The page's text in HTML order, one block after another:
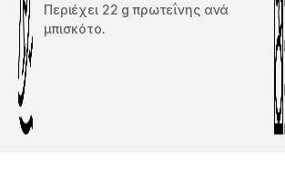
Περιέχει 22 g πρωτεΐνης ανά
μπισκότο.